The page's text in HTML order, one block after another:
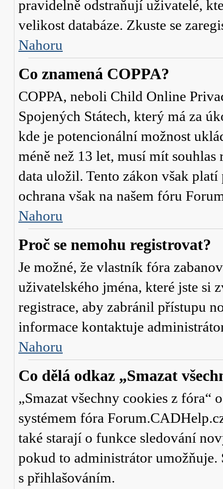
pravidelně odstraňují uživatelé,
velikost databáze. Zkuste se
Nahoru
Co znamená COPPA?
COPPA, neboli Child Online
Spojených Státech, který má za
kde je potencionální možnost
méně než 13 let, musí mít
data uložil. Tento zákon však
ochrana však na našem fóru
Nahoru
Proč se nemohu registrovat?
Je možné, že vlastník fóra
uživatelského jména, které jste
registrace, aby zabránil přístupu
informace kontaktuje
Nahoru
Co dělá odkaz „Smazat
„Smazat všechny cookies z fóra“
systémem fóra
také starají o funkce sledování
pokud to administrátor umožňuje.
s přihlašováním.